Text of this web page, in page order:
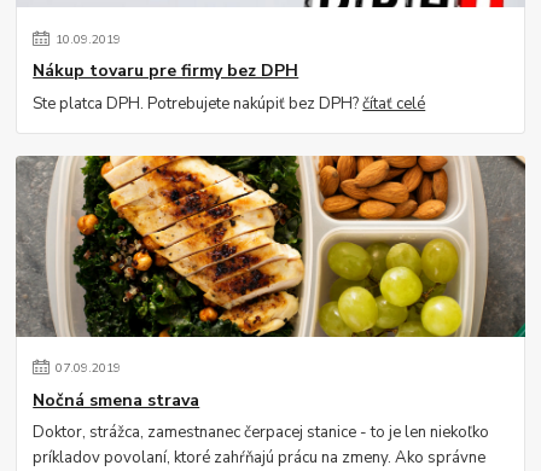
10.09.2019
Nákup tovaru pre firmy bez DPH
Ste platca DPH. Potrebujete nakúpiť bez DPH?čítať celé
07.09.2019
Nočná smena strava
Doktor, strážca, zamestnanec čerpacej stanice - to je len niekoľko
príkladov povolaní, ktoré zahŕňajú prácu na zmeny. Ako správne